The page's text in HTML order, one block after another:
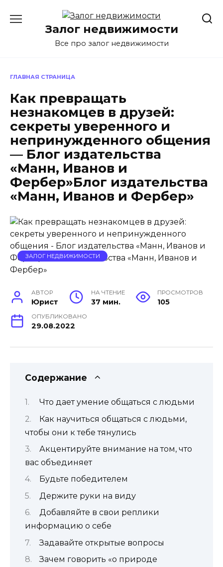
содержаниюЗалог недвижимости
Все про залог недвижимости
ГЛАВНАЯ СТРАНИЦА
Как превращать
незнакомцев в друзей:
секреты уверенного и
непринужденного общения
— Блог издательства
«Манн, Иванов и
Фербер»Блог издательства
«Манн, Иванов и Фербер»
ЗАЛОГ НЕДВИЖИМОСТИ
АВТОР
Юрист
НА ЧТЕНИЕ
37 мин.
ПРОСМОТРОВ
105
ОПУБЛИКОВАНО
29.08.2022
Содержание
Что дает умение общаться с людьми
Как научиться общаться с людьми,
чтобы они к тебе тянулись
Акцентируйте внимание на том, что
вас объединяет
Будьте победителем
Держите руки на виду
Добавляйте в свои реплики
информацию о себе
Задавайте открытые вопросы
Зачем говорить «о природе